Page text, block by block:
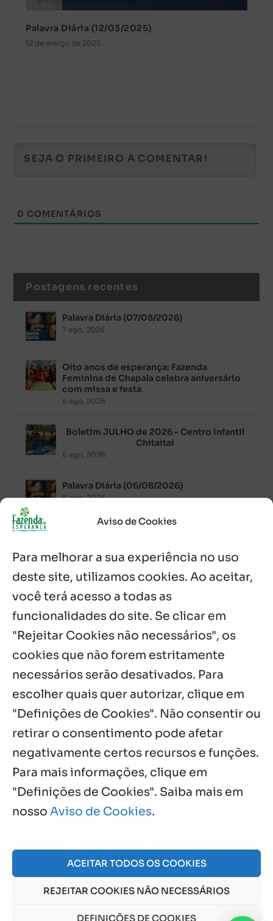
Aviso de Cookies
Para melhorar a sua experiência no uso
deste site, utilizamos cookies. Ao aceitar,
você terá acesso a todas as
funcionalidades do site. Se clicar em
"Rejeitar Cookies não necessários", os
cookies que não forem estritamente
necessários serão desativados. Para
escolher quais quer autorizar, clique em
"Definições de Cookies". Não consentir ou
retirar o consentimento pode afetar
negativamente certos recursos e funções.
Para mais informações, clique em
"Definições de Cookies". Saiba mais em
nosso Aviso de Cookies.
ACEITAR TODOS OS COOKIES
REJEITAR COOKIES NÃO NECESSÁRIOS
DEFINIÇÕES DE COOKIES
Palavra Diária (12/03/2025)
12 de março de 2025
0 COMENTÁRIOS
Postagens recentes
Palavra Diária (07/08/2026)
7 ago, 2026
Oito anos de esperança: Fazenda
Feminina de Chapala celebra aniversário
com missa e festa
6 ago, 2026
Boletim JULHO de 2026 – Centro Infantil
Chitaitai
6 ago, 2026
Palavra Diária (06/08/2026)
6 ago, 2026
de Guadalajara
Fazenda Dom Mário comemora 5 anos
com testemunhos e missa em São
Cristóvão
5 ago, 2026
Notícias por Categoria
Próximos Eventos
Agosto, 2026
da Esperança. CNPJ: 48555775000150 | Aviso de Cookies